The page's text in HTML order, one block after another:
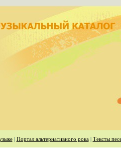
| Портал альтернативного рока| Тексты